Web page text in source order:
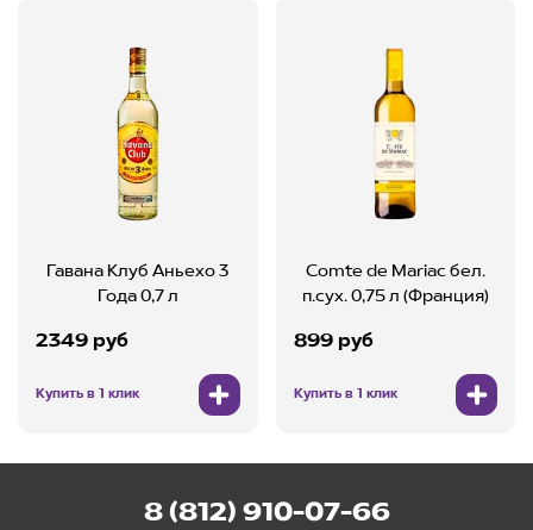
Гавана Клуб Аньехо 3
Года 0,7 л
2349 руб
Купить в 1 клик
Comte de Mariac бел.
п.сух. 0,75 л (Франция)
899 руб
Купить в 1 клик
8 (812) 910-07-66